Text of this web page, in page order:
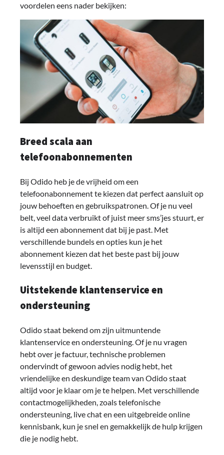
voordelen eens nader bekijken:
Breed scala aan
telefoonabonnementen
Bij Odido heb je de vrijheid om een
telefoonabonnement te kiezen dat perfect aansluit op
jouw behoeften en gebruikspatronen. Of je nu veel
belt, veel data verbruikt of juist meer sms’jes stuurt, er
is altijd een abonnement dat bij je past. Met
verschillende bundels en opties kun je het
abonnement kiezen dat het beste past bij jouw
levensstijl en budget.
Uitstekende klantenservice en
ondersteuning
Odido staat bekend om zijn uitmuntende
klantenservice en ondersteuning. Of je nu vragen
hebt over je factuur, technische problemen
ondervindt of gewoon advies nodig hebt, het
vriendelijke en deskundige team van Odido staat
altijd voor je klaar om je te helpen. Met verschillende
contactmogelijkheden, zoals telefonische
ondersteuning, live chat en een uitgebreide online
kennisbank, kun je snel en gemakkelijk de hulp krijgen
die je nodig hebt.